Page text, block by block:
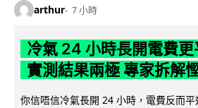
arthur 7 小時
冷氣 24 小時長開電費
實測結果兩極 專家拆解
你信唔信冷氣長開 24 小時，電費反而